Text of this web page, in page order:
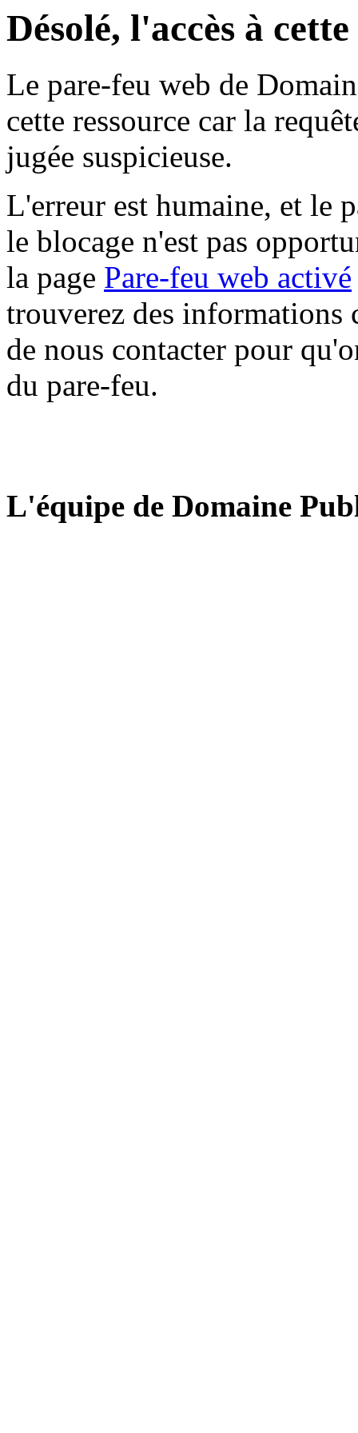
Désolé, l'accès à
Le pare-feu web de
cette ressource car la
jugée suspicieuse.
L'erreur est humaine, et le
le blocage n'est pas
la page Pare-feu web activé
trouverez des informations
de nous contacter pour
du pare-feu.
L'équipe de Domaine